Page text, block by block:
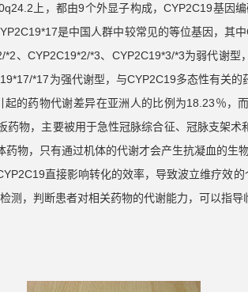
上，都由9个外显子构成，CYP2C19基因
是中国人群中较常见的等位基因，其
、CYP2C19*2/*3、CYP2C19*3/*3为弱代谢型
*17为强代谢型，与CYP2C19多态性有关
的药物代谢差异在亚洲人的比例为18.23％，
物，主要被用于急性冠脉综合征、冠脉支架
物，只有通过机体的代谢才会产生抗凝血的生
直接影响转化的效率，导致波立维疗效
测，判断患者对相关药物的代谢能力，可以指